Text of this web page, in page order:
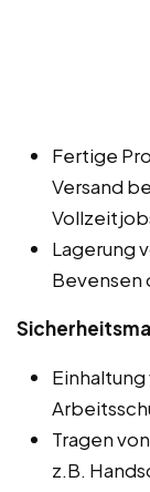
Fertige
Versand
Lagerung
Bevensen
Tragen
z.B.